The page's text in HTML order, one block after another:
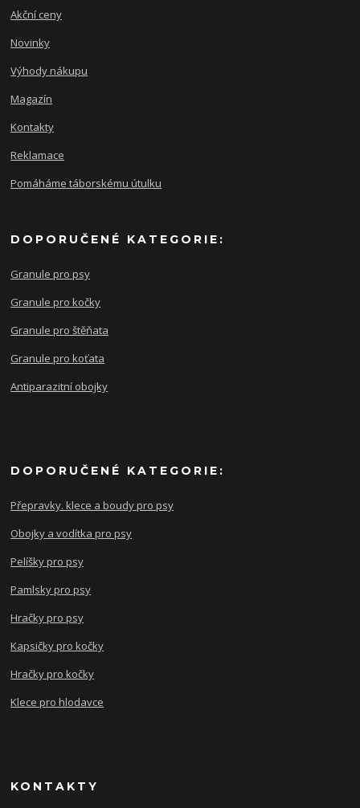
Akční ceny
Novinky
Výhody nákupu
Magazín
Kontakty
Reklamace
Pomáháme táborskému útulku
DOPORUČENÉ KATEGORIE:
Granule pro psy
Granule pro kočky
Granule pro štěňata
Granule pro koťata
Antiparazitní obojky
DOPORUČENÉ KATEGORIE:
Přepravky. klece a boudy pro psy
Obojky a vodítka pro psy
Pelíšky pro psy
Pamlsky pro psy
Hračky pro psy
Kapsičky pro kočky
Hračky pro kočky
Klece pro hlodavce
KONTAKTY